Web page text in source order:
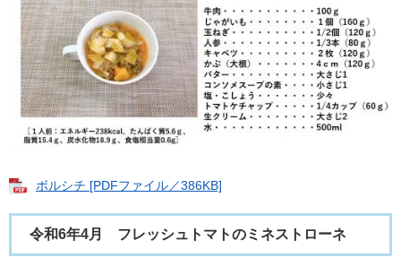
ボルシチ [PDFファイル／386KB]
令和6年4月 フレッシュトマトのミネストローネ